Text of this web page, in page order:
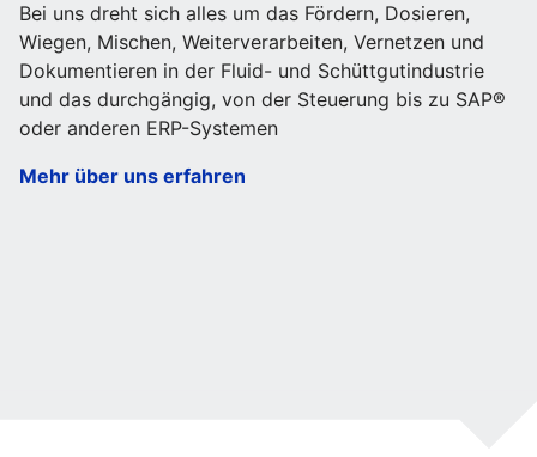
Bei uns dreht sich alles um das Fördern, Dosieren,
Wiegen, Mischen, Weiterverarbeiten, Vernetzen und
Dokumentieren in der Fluid- und Schüttgutindustrie
und das durchgängig, von der Steuerung bis zu SAP®
oder anderen ERP-Systemen
Mehr über uns erfahren